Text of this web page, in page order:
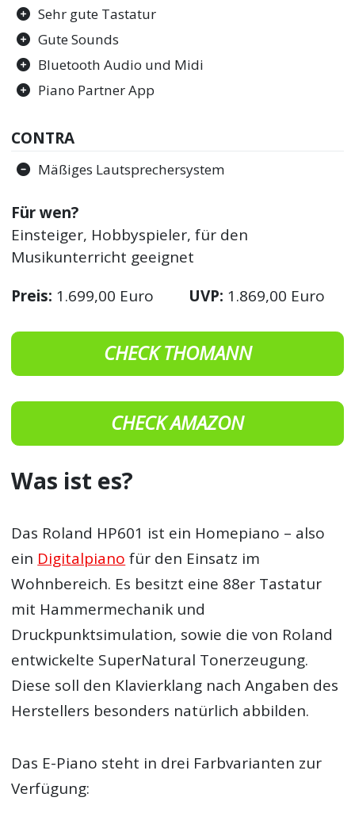
Sehr gute Tastatur
Gute Sounds
Bluetooth Audio und Midi
Piano Partner App
CONTRA
Mäßiges Lautsprechersystem
Für wen?
Einsteiger, Hobbyspieler, für den
Musikunterricht geeignet
Preis: 1.699,00 Euro UVP: 1.869,00 Euro
CHECK THOMANN
CHECK AMAZON
Was ist es?
Das Roland HP601 ist ein Homepiano – also
ein Digitalpiano für den Einsatz im
Wohnbereich. Es besitzt eine 88er Tastatur
mit Hammermechanik und
Druckpunktsimulation, sowie die von Roland
entwickelte SuperNatural Tonerzeugung.
Diese soll den Klavierklang nach Angaben des
Herstellers besonders natürlich abbilden.
Das E-Piano steht in drei Farbvarianten zur
Verfügung: